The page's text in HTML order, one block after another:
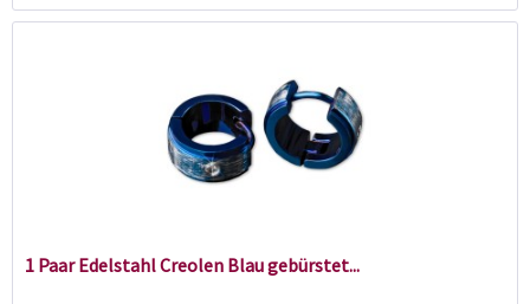
1 Paar Edelstahl Creolen Blau gebürstet...